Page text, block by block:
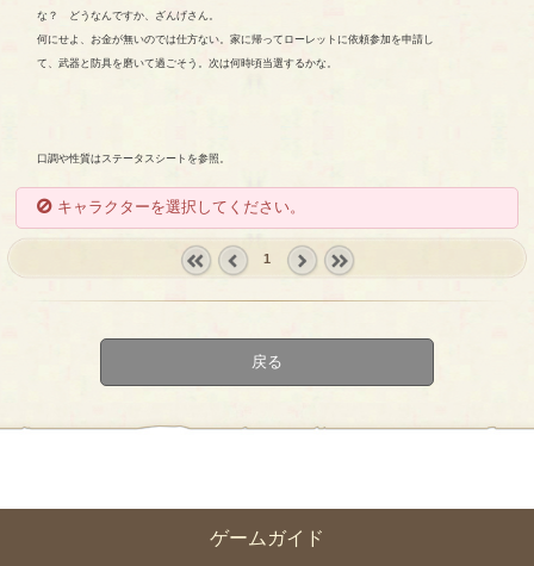
ゲームガイド
な？ どうなんですか、ざんげさん。
何にせよ、お金が無いのでは仕方ない。家に帰ってローレットに依頼参加を申請し
て、武器と防具を磨いて過ごそう。次は何時頃当選するかな。
口調や性質はステータスシートを参照。
キャラクターを選択してください。
1
戻る